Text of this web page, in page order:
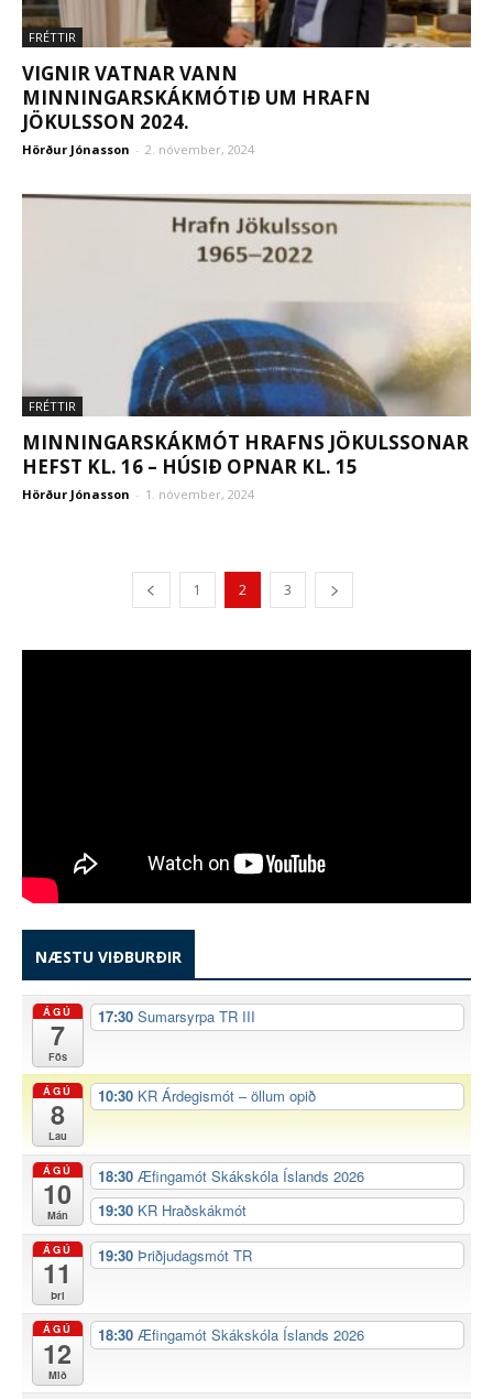
FRÉTTIR
VIGNIR VATNAR VANN
MINNINGARSKÁKMÓTIÐ UM HRAFN
JÖKULSSON 2024.
Hörður Jónasson - 2. nóvember, 2024
FRÉTTIR
MINNINGARSKÁKMÓT HRAFNS JÖKULSSONAR
HEFST KL. 16 – HÚSIÐ OPNAR KL. 15
Hörður Jónasson - 1. nóvember, 2024
1 2 3
NÆSTU VIÐBURÐIR
ÁGÚ
7
Fös
17:30 Sumarsyrpa TR III
ÁGÚ
8
Lau
10:30 KR Árdegismót – öllum opið
ÁGÚ
10
Mán
18:30 Æfingamót Skákskóla Íslands 2026
19:30 KR Hraðskákmót
ÁGÚ
11
Þri
19:30 Þriðjudagsmót TR
ÁGÚ
12
Mið
18:30 Æfingamót Skákskóla Íslands 2026